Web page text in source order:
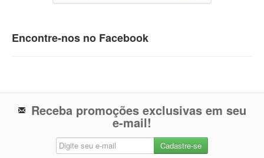
Encontre-nos no Facebook
Receba promoções exclusivas em seu
e-mail!